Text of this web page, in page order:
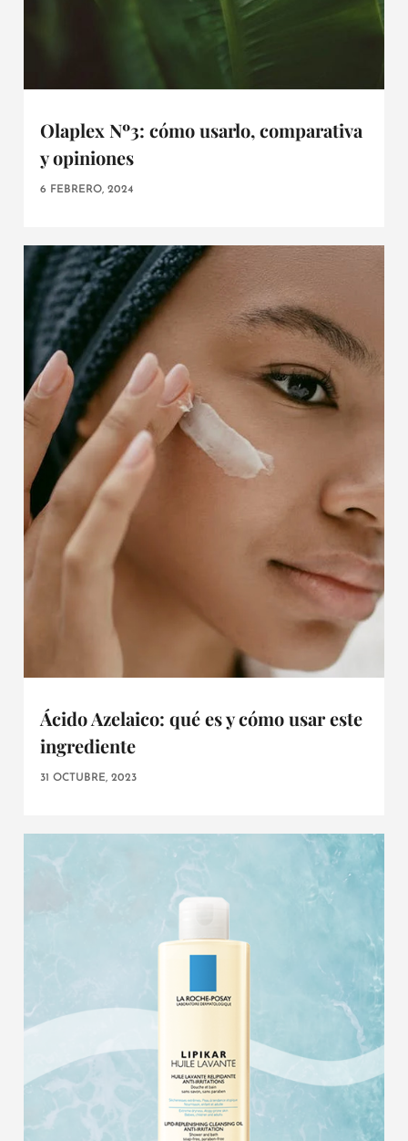
Olaplex Nº3: cómo usarlo, comparativa
y opiniones
6 FEBRERO, 2024
Ácido Azelaico: qué es y cómo usar este
ingrediente
31 OCTUBRE, 2023